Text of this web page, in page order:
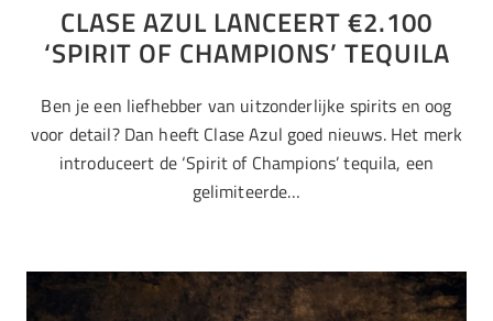
CLASE AZUL LANCEERT €2.100
‘SPIRIT OF CHAMPIONS’ TEQUILA
Ben je een liefhebber van uitzonderlijke spirits en oog
voor detail? Dan heeft Clase Azul goed nieuws. Het merk
introduceert de ‘Spirit of Champions’ tequila, een
gelimiteerde…